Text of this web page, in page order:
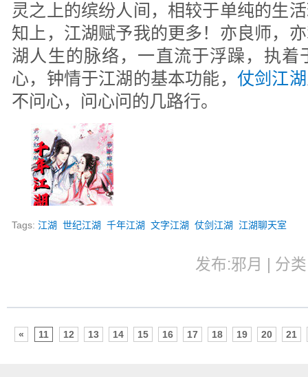
灵之上的缤纷人间，相较于单纯的生
知上，江湖赋予我的更多！亦良师，
湖人生的脉络，一直流于浮躁，执着
心，钟情于江湖的基本功能， 仗剑江湖
不问心，问心问的几路行。
Tags:江湖 世纪江湖 千年江湖 文字江湖 仗剑江湖 江湖聊天室
发布:邪月 | 分
« 11 12 13 14 15 16 17 18 19 20 21